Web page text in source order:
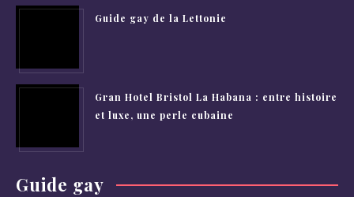
Guide gay de la Lettonie
Gran Hotel Bristol La Habana : entre histoire
et luxe, une perle cubaine
Guide gay